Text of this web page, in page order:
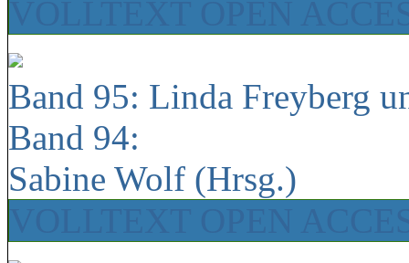
Band 95: Linda Freyberg
Band 94:
Sabine Wolf (Hrsg.)